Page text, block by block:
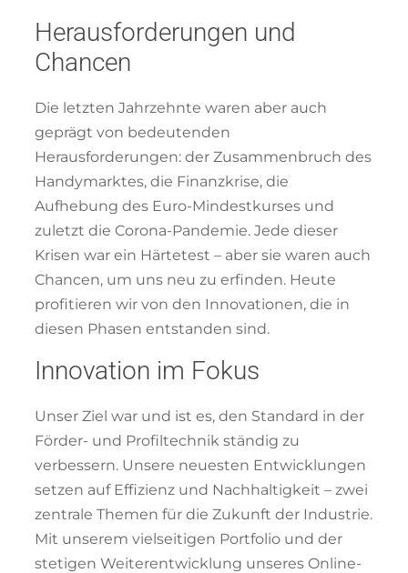
Herausforderungen und
Chancen
Die letzten Jahrzehnte waren aber auch
geprägt von bedeutenden
Herausforderungen: der Zusammenbruch des
Handymarktes, die Finanzkrise, die
Aufhebung des Euro-Mindestkurses und
zuletzt die Corona-Pandemie. Jede dieser
Krisen war ein Härtetest – aber sie waren auch
Chancen, um uns neu zu erfinden. Heute
profitieren wir von den Innovationen, die in
diesen Phasen entstanden sind.
Innovation im Fokus
Unser Ziel war und ist es, den Standard in der
Förder- und Profiltechnik ständig zu
verbessern. Unsere neuesten Entwicklungen
setzen auf Effizienz und Nachhaltigkeit – zwei
zentrale Themen für die Zukunft der Industrie.
Mit unserem vielseitigen Portfolio und der
stetigen Weiterentwicklung unseres Online-